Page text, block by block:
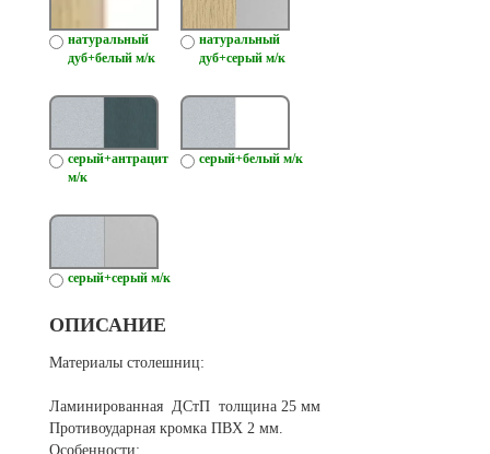
натуральный
дуб+белый м/к
натуральный
дуб+серый м/к
серый+антрацит
м/к
серый+белый м/к
серый+серый м/к
ОПИСАНИЕ
Материалы столешниц:
Ламинированная ДСтП толщина 25 мм
Противоударная кромка ПВХ 2 мм.
Особенности: